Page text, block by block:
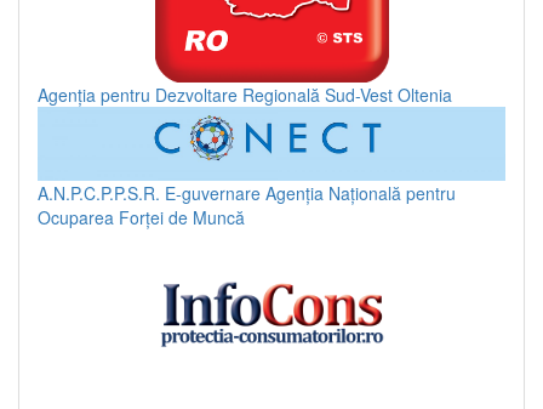
Agenția pentru Dezvoltare Regională Sud-Vest Oltenia
A.N.P.C.P.P.S.R. E-guvernare Agenția Națională pentru
Ocuparea Forței de Muncă